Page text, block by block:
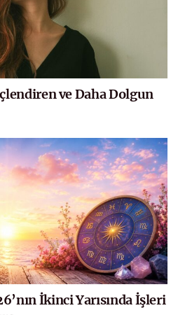
ve Daha Dolgun
İkinci Yarısında İşleri